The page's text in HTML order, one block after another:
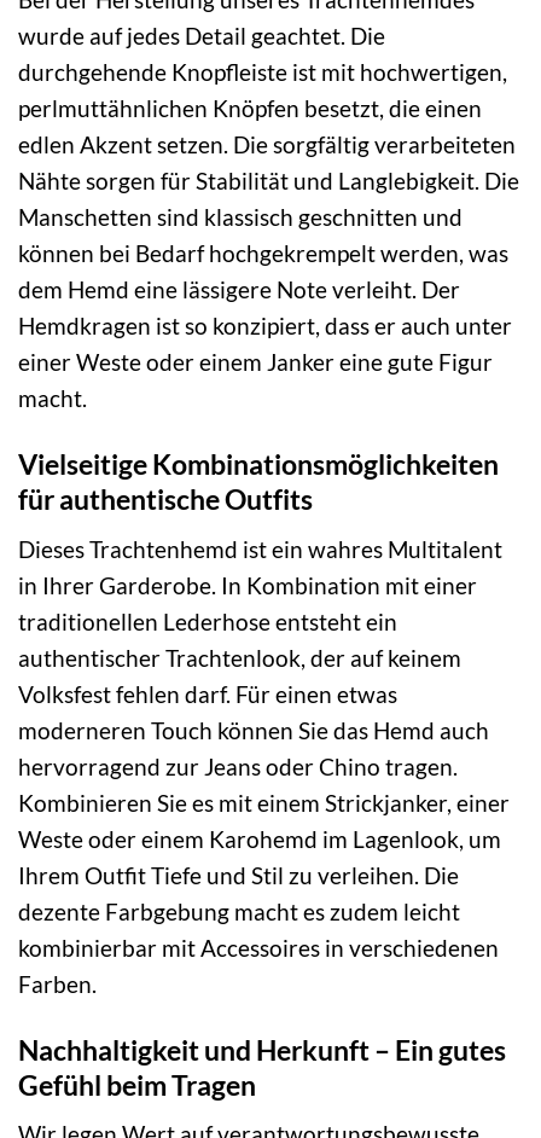
wurde auf jedes Detail geachtet. Die
durchgehende Knopfleiste ist mit hochwertigen,
perlmuttähnlichen Knöpfen besetzt, die einen
edlen Akzent setzen. Die sorgfältig verarbeiteten
Nähte sorgen für Stabilität und Langlebigkeit. Die
Manschetten sind klassisch geschnitten und
können bei Bedarf hochgekrempelt werden, was
dem Hemd eine lässigere Note verleiht. Der
Hemdkragen ist so konzipiert, dass er auch unter
einer Weste oder einem Janker eine gute Figur
macht.
Vielseitige Kombinationsmöglichkeiten
für authentische Outfits
Dieses Trachtenhemd ist ein wahres Multitalent
in Ihrer Garderobe. In Kombination mit einer
traditionellen Lederhose entsteht ein
authentischer Trachtenlook, der auf keinem
Volksfest fehlen darf. Für einen etwas
moderneren Touch können Sie das Hemd auch
hervorragend zur Jeans oder Chino tragen.
Kombinieren Sie es mit einem Strickjanker, einer
Weste oder einem Karohemd im Lagenlook, um
Ihrem Outfit Tiefe und Stil zu verleihen. Die
dezente Farbgebung macht es zudem leicht
kombinierbar mit Accessoires in verschiedenen
Farben.
Nachhaltigkeit und Herkunft – Ein gutes
Gefühl beim Tragen